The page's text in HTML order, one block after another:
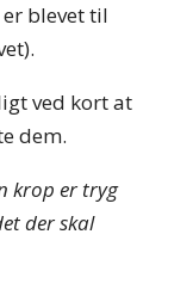
blevet til
ved kort at
dem.
krop er tryg
der skal